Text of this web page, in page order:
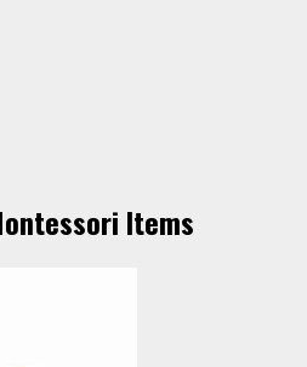
Items